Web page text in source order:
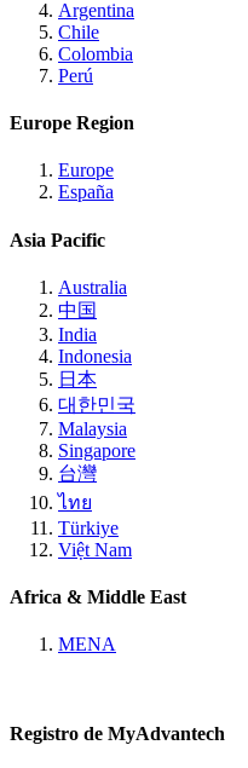
Argentina
Chile
Colombia
Perú
Europe Region
Europe
España
Asia Pacific
Australia
中国
India
Indonesia
日本
대한민국
Malaysia
Singapore
台灣
ไทย
Türkiye
Việt Nam
Africa & Middle East
MENA
Registro de MyAdvantech